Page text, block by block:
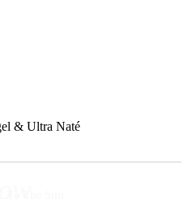
& Ultra Naté